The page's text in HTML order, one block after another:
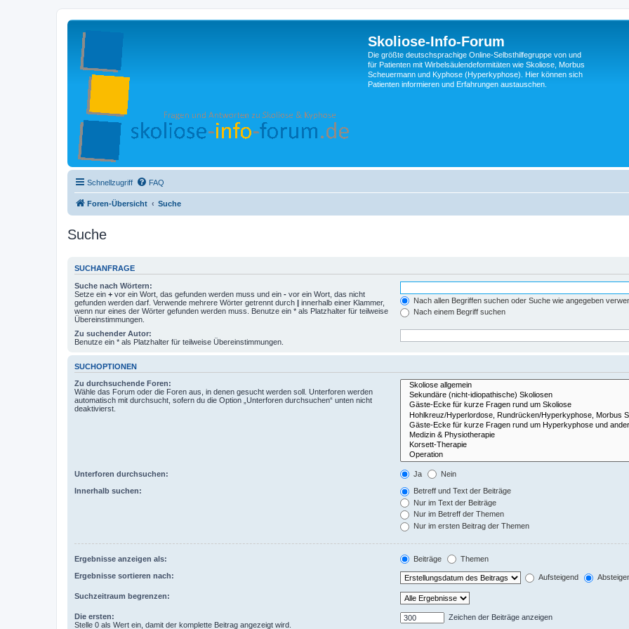
Skoliose-Info-Forum
Die größte deutschsprachige Online-Selbsthilfegruppe von und
für Patienten mit Wirbelsäulendeformitäten wie Skoliose, Morbus
Scheuermann und Kyphose (Hyperkyphose). Hier können sich
Patienten informieren und Erfahrungen austauschen.
Schnellzugriff FAQ
Foren-Übersicht Suche
Suche
SUCHANFRAGE
Suche nach Wörtern:
Setze ein + vor ein Wort, das gefunden werden muss und ein - vor ein Wort, das nicht
gefunden werden darf. Verwende mehrere Wörter getrennt durch | innerhalb einer Klammer,
wenn nur eines der Wörter gefunden werden muss. Benutze ein * als Platzhalter für teilweise
Übereinstimmungen.
Nach allen Begriffen suchen oder Suche wie angegeben
Nach einem Begriff suchen
Zu suchender Autor:
Benutze ein * als Platzhalter für teilweise Übereinstimmungen.
SUCHOPTIONEN
Zu durchsuchende Foren:
Wähle das Forum oder die Foren aus, in denen gesucht werden soll. Unterforen werden
automatisch mit durchsucht, sofern du die Option „Unterforen durchsuchen“ unten nicht
deaktivierst.
Unterforen durchsuchen: Ja Nein
Innerhalb suchen:
Betreff und Text der Beiträge
Nur im Text der Beiträge
Nur im Betreff der Themen
Nur im ersten Beitrag der Themen
Ergebnisse anzeigen als: Beiträge Themen
Ergebnisse sortieren nach: Aufsteigend
Suchzeitraum begrenzen:
Die ersten:
Stelle 0 als Wert ein, damit der komplette Beitrag angezeigt wird.
Zeichen der Beiträge anzeigen